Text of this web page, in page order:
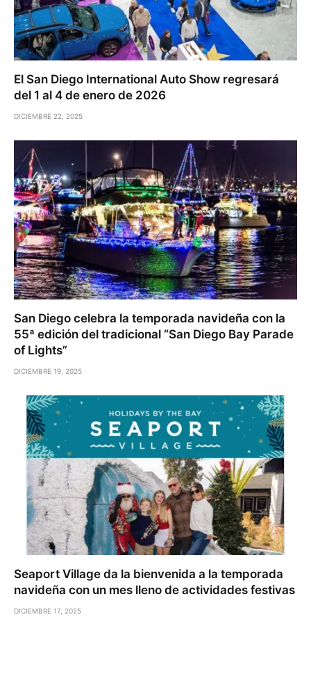
El San Diego International Auto Show regresará
del 1 al 4 de enero de 2026
DICIEMBRE 22, 2025
San Diego celebra la temporada navideña con la
55ª edición del tradicional “San Diego Bay Parade
of Lights”
DICIEMBRE 19, 2025
Seaport Village da la bienvenida a la temporada
navideña con un mes lleno de actividades festivas
DICIEMBRE 17, 2025